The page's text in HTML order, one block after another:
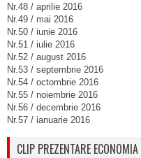
Nr.48 / aprilie 2016
Nr.49 / mai 2016
Nr.50 / iunie 2016
Nr.51 / iulie 2016
Nr.52 / august 2016
Nr.53 / septembrie 2016
Nr.54 / octombrie 2016
Nr.55 / noiembrie 2016
Nr.56 / decembrie 2016
Nr.57 / ianuarie 2016
CLIP PREZENTARE